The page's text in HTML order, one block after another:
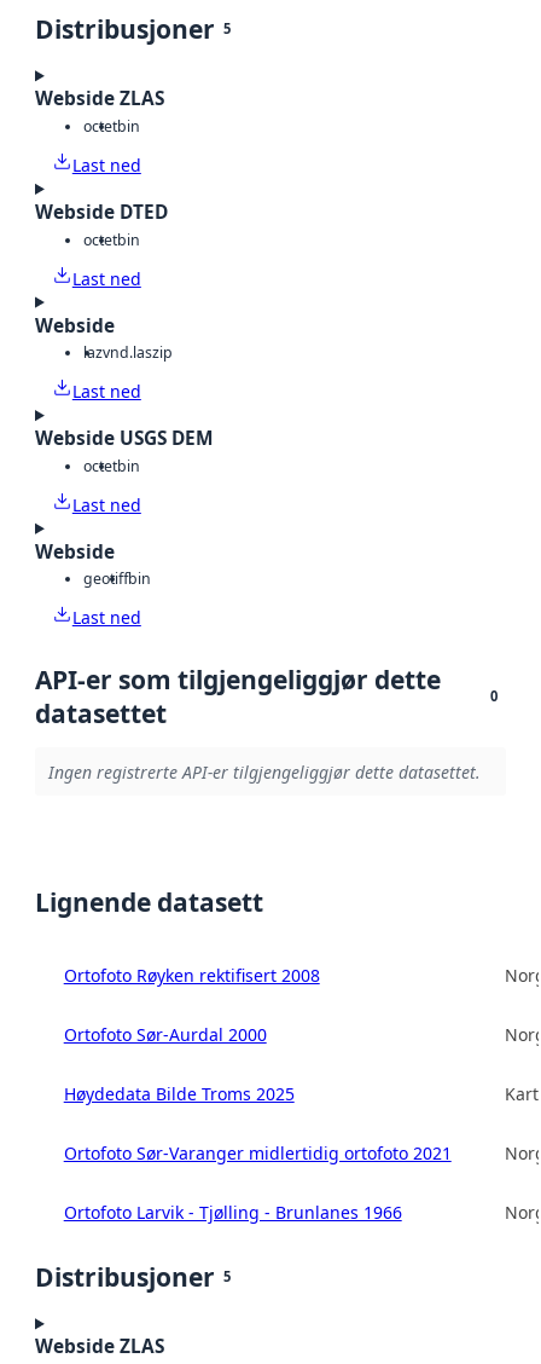
Distribusjoner 5
Webside ZLAS
octetbin
Last ned
Webside DTED
octetbin
Last ned
Webside
lazvnd.laszip
Last ned
Webside USGS DEM
octetbin
Last ned
Webside
geotiffbin
Last ned
API-er som tilgjengeliggjør dette
datasettet
0
Ingen registrerte API-er tilgjengeliggjør dette datasettet.
Lignende datasett
Ortofoto Røyken rektifisert 2008
Ortofoto Sør-Aurdal 2000
Høydedata Bilde Troms 2025
Ortofoto Sør-Varanger midlertidig ortofoto 2021
Ortofoto Larvik - Tjølling - Brunlanes 1966
Distribusjoner 5
Webside ZLAS